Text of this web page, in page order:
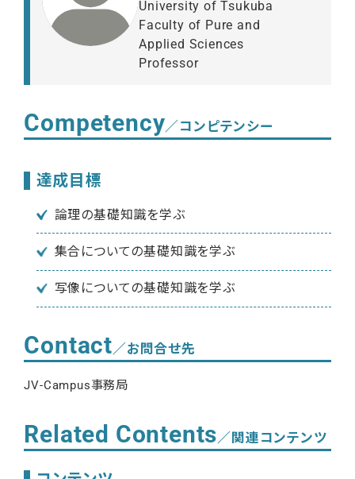
University of Tsukuba
Faculty of Pure and
Applied Sciences
Professor
Competency／コンピテンシー
達成目標
論理の基礎知識を学ぶ
集合についての基礎知識を学ぶ
写像についての基礎知識を学ぶ
Contact／お問合せ先
JV-Campus事務局
Related Contents／関連コンテンツ